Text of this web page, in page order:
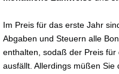
Im Preis für das erste Jahr
Abgaben und Steuern alle
enthalten, sodaß der Preis
ausfällt. Allerdings müßen Sie